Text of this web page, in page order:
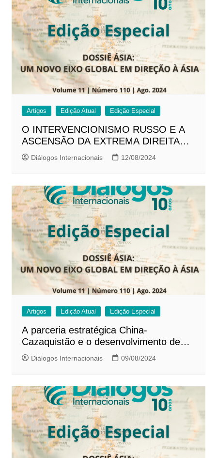
Artigos Edição Atual Edição Especial
O INTERVENCIONISMO RUSSO E A
ASCENSÃO DA EXTREMA DIREITA
UCRANIANA: Uma análise do
Movimento Azov￼
Diálogos Internacionais 12/08/2024
Artigos Edição Atual Edição Especial
A parceria estratégica China-
Cazaquistão e o desenvolvimento de
projetos infraestruturais na Ásia Central
Diálogos Internacionais 09/08/2024